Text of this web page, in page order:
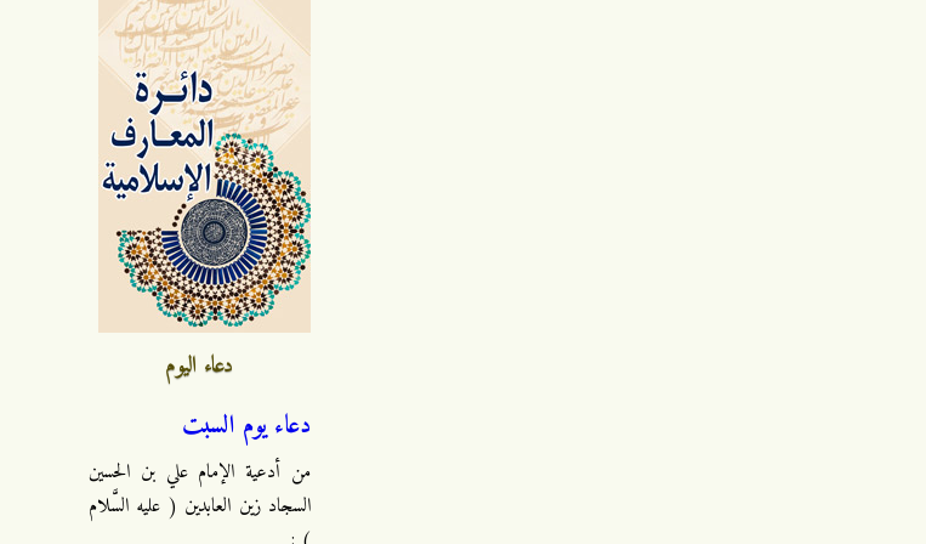
دعاء اليوم
دعاء يوم السبت
من أدعية الإمام علي بن الحسين
السجاد زين العابدين ( عليه السَّلام